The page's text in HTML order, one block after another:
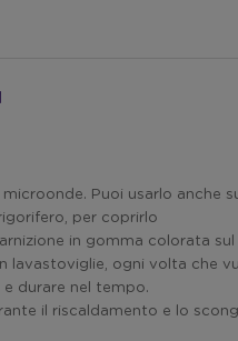
Puoi usarlo anche
per coprirlo
in gomma colorata
ogni volta che
durare nel tempo.
il riscaldamento e lo